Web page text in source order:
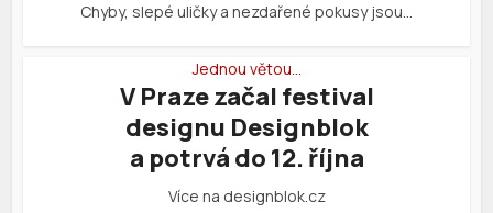
Chyby, slepé uličky a nezdařené pokusy jsou…
Jednou větou…
V Praze začal festival
designu Designblok
a potrvá do 12. října
Více na designblok.cz